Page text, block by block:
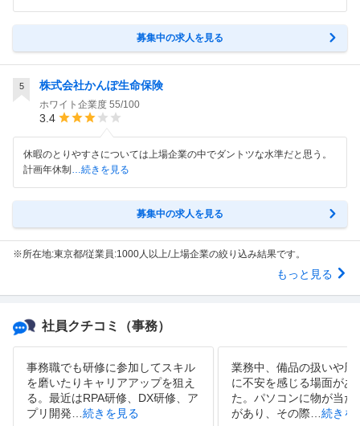
募集中の求人を見る
5 株式会社かんぽ生命保険
ホワイト企業度 55/100
3.4
休暇のとりやすさについては上場企業の中でダントツな水準だと思う。
計画年休制 …続きを見る
募集中の求人を見る
※所在地:東京都/従業員:1000人以上/上場企業の絞り込み結果です。
もっと見る
社員クチコミ （事務）
事務職でも研修に参加してスキル
を磨いたりキャリアアップを狙え
る。最近はRPA研修、DX研修、ア
プリ開発
続きを見る
業務中、備品の扱いや周
に不安を感じる場面があ
た。パソコンに物が当た
があり、その際
続きを